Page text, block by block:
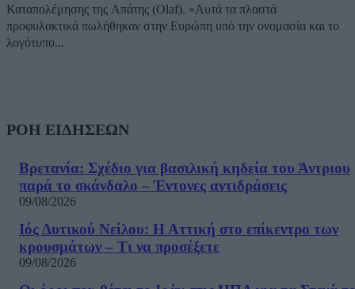
Καταπολέμησης της Απάτης (Olaf). «Αυτά τα πλαστά
προφυλακτικά πωλήθηκαν στην Ευρώπη υπό την ονομασία και το
λογότυπο...
ΡΟΗ ΕΙΔΗΣΕΩΝ
Βρετανία: Σχέδιο για βασιλική κηδεία του Άντριου
παρά το σκάνδαλο – Έντονες αντιδράσεις
09/08/2026
Ιός Δυτικού Νείλου: Η Αττική στο επίκεντρο των
κρουσμάτων – Τι να προσέξετε
09/08/2026